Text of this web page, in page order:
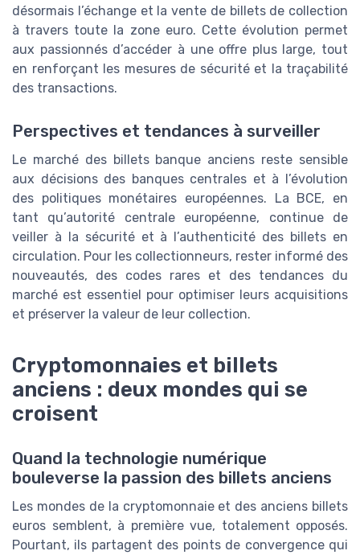
désormais l’échange et la vente de billets de collection
à travers toute la zone euro. Cette évolution permet
aux passionnés d’accéder à une offre plus large, tout
en renforçant les mesures de sécurité et la traçabilité
des transactions.
Perspectives et tendances à surveiller
Le marché des billets banque anciens reste sensible
aux décisions des banques centrales et à l’évolution
des politiques monétaires européennes. La BCE, en
tant qu’autorité centrale européenne, continue de
veiller à la sécurité et à l’authenticité des billets en
circulation. Pour les collectionneurs, rester informé des
nouveautés, des codes rares et des tendances du
marché est essentiel pour optimiser leurs acquisitions
et préserver la valeur de leur collection.
Cryptomonnaies et billets
anciens : deux mondes qui se
croisent
Quand la technologie numérique
bouleverse la passion des billets anciens
Les mondes de la cryptomonnaie et des anciens billets
euros semblent, à première vue, totalement opposés.
Pourtant, ils partagent des points de convergence qui